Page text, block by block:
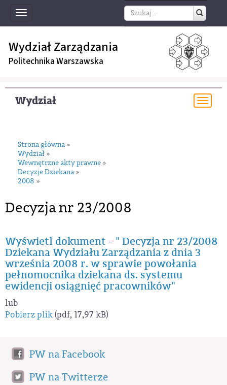
Toggle
navigation
Wydział Zarządzania
Politechnika Warszawska
Wydział
Strona główna »
Wydział »
Wewnętrzne akty prawne »
Decyzje Dziekana »
2008 »
Decyzja nr 23/2008
Wyświetl dokument - " Decyzja nr 23/2008
Dziekana Wydziału Zarządzania z dnia 3
września 2008 r. w sprawie powołania
pełnomocnika dziekana ds. systemu
ewidencji osiągnięć pracowników"
lub
Pobierz plik(pdf, 17,97 kB)
PW na Facebook
PW na Twitterze